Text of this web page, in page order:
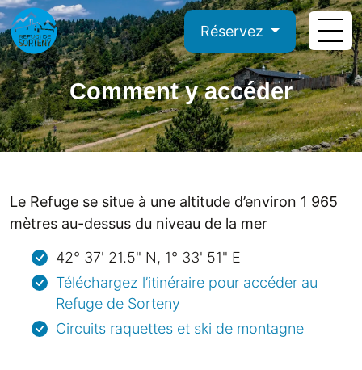
Réservez
Comment y accéder
Le Refuge se situe à une altitude d’environ 1 965
mètres au-dessus du niveau de la mer
42° 37' 21.5" N, 1° 33' 51" E
Téléchargez l’itinéraire pour accéder au
Refuge de Sorteny
Circuits raquettes et ski de montagne